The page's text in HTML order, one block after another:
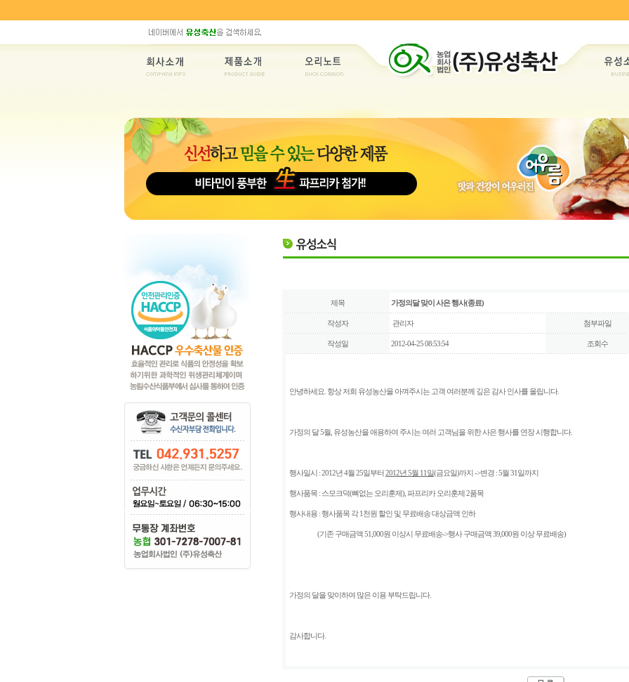
제목 가정의달 맞이 사은 행사(종료)
작성자 관리자 첨부파일
작성일 2012-04-25 08:53:54 조회수
안녕하세요. 항상 저희 유성농산을 아껴주시는 고객 여러분께 깊은 감사 인사를 올립니다.
가정의 달 5월, 유성농산을 애용하여 주시는 여러 고객님을 위한 사은 행사를 연장 시행합니다.
행사일시 : 2012년 4월 25일부터2012년 5월 11일(금요일)까지 ->변경 : 5월 31일까지
행사품목 : 스모크덕(뼈없는 오리훈제), 파프리카 오리훈제 2품목
행사내용 : 행사품목 각 1천원 할인 및 무료배송 대상금액 인하
(기존 구매금액 51,000원 이상시 무료배송->행사 구매금액 39,000원 이상 무료배송)
가정의 달을 맞이하여 많은 이용 부탁드립니다.
감사합니다.